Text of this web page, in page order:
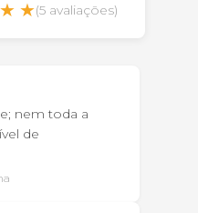
★ ★(5 avaliações)
nem toda a
de